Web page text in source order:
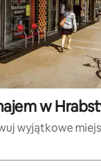
w
wyjątkowe